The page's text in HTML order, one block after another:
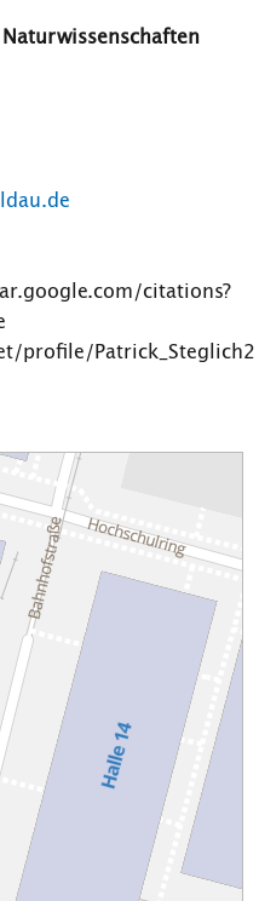
citations?
profile/Patrick_Steglich2